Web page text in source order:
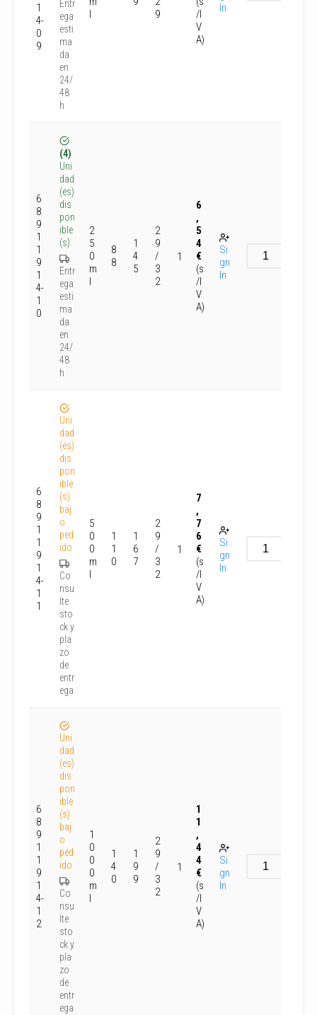
1
4-
0
9
Entr
ega
esti
ma
da
en
24/
48
h
l
9
/I
V
A)
In
6
8
9
1
1
9
1
4-
1
0
(4)
Uni
dad
(es)
dis
pon
ible
(s)
Entr
ega
esti
ma
da
en
24/
48
h
2
5
0
m
l
8
8
1
4
5
2
9
/
3
2
1
6
,
5
4
€
(s
/I
V
A)
Si
gn
In
6
8
9
1
1
9
1
4-
1
1
Uni
dad
(es)
dis
pon
ible
(s)
baj
o
ped
ido
Co
nsu
lte
sto
ck y
pla
zo
de
entr
ega
5
0
0
m
l
1
1
0
1
6
7
2
9
/
3
2
1
7
,
7
6
€
(s
/I
V
A)
Si
gn
In
6
8
9
1
1
9
1
4-
1
2
Uni
dad
(es)
dis
pon
ible
(s)
baj
o
ped
ido
Co
nsu
lte
sto
ck y
pla
zo
de
entr
ega
1
0
0
0
m
l
1
4
0
1
9
9
2
9
/
3
2
1
1
1
,
4
4
€
(s
/I
V
A)
Si
gn
In